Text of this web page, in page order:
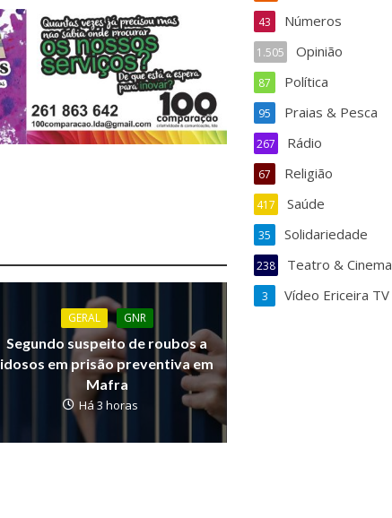
GERAL GNR
Segundo suspeito de roubos a
idosos em prisão preventiva em
Mafra
Há 3 horas
Números
43
Opinião
1.505
Política
87
Praias & Pesca
95
Rádio
267
Religião
67
Saúde
417
Solidariedade
35
Teatro & Cinema
238
Vídeo Ericeira TV
3